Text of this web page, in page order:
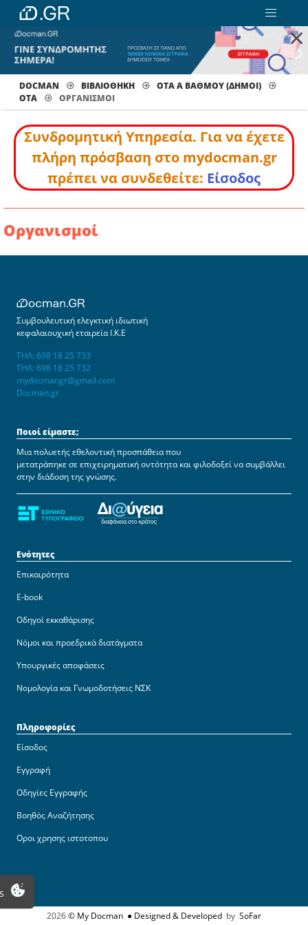
×
DOCMAN ΒΙΒΛΙΟΘΗΚΗ
ΟΤΑ Α ΒΑΘΜΟΥ (ΔΗΜΟΙ)
ΟΤΑ
ΟΡΓΑΝΙΣΜΟΊ
Συνδρομητική Υπηρεσία. Για να έχετε
πλήρη πρόσβαση στο mydocman.gr
πρέπει να συνδεθείτε: Είσοδος
Οργανισμοί
Συμβουλευτική ελεγκτική ιδιωτική
κεφαλαιουχική εταιρεία Ι.Κ.Ε
ΤΗΛ: 698 18 25 733
ΤΗΛ: 698 18 25 732
mydocmangr@gmail.com
Docman.gr
Ποιοί είμαστε;
Μια πολυετής εθελοντική προσπάθεια που
μετατράπηκε σε επιχειρηματική οντότητα και φιλοδοξεί να συμβάλλει
στην διάδοση της γνώσης.
Ενότητες
Επικαιρότητα
E-book
Οδηγοί εκκαθάρισης
Νόμοι και προεδρικά διατάγματα
Υπουργικές αποφάσεις
Νομολογία και Γνωμοδοτήσεις ΝΣΚ
Πληροφορίες
Είσοδος
Εγγραφή
Οδηγίες Εγγραφής
Βοηθός Αναζήτησης
Οροι χρησης ιστοτοπου
2026© My Docman ● Designed & Developed by SoFar